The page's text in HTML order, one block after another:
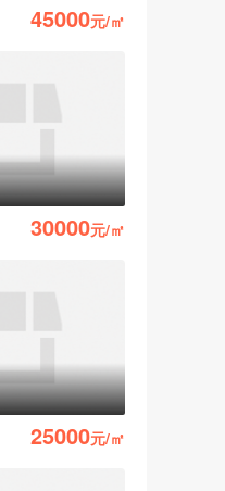
45000元/㎡
30000元/㎡
25000元/㎡